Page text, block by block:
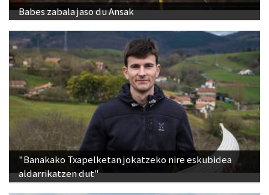
Babes zabala jaso du Ansak
"Banakako Txapelketan jokatzeko nire eskubidea
aldarrikatzen dut"